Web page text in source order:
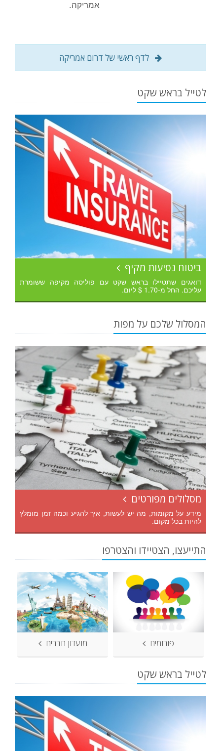
אמריקה.
לדף ראשי של דרום אמריקה
לטייל בראש שקט
ביטוח נסיעות מקיף
דואגים שתטיילו בראש שקט עם פוליסה מקיפה ששומרת
עליכם. החל מ-1.70 $ ליום.
המסלול שלכם על מפות
מסלולים מפורטים
מידע על מקומות, מה יש לעשות, איך להגיע וכמה זמן מומלץ
להיות בכל מקום.
התייעצו, הצטיידו והצטרפו
פורומים מועדון חברים
לטייל בראש שקט